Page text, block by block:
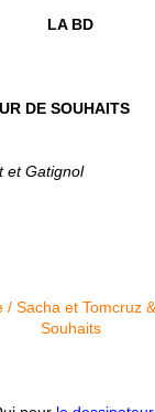
LA BD
DE SOUHAITS
et Gatignol